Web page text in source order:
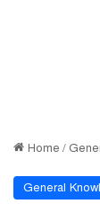
Home /
General